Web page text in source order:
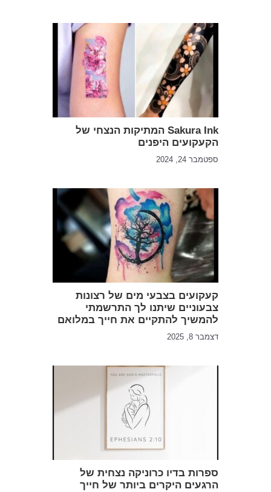
Sakura Ink המתיקות הנצחי של
הקעקועים היפנים
ספטמבר 24, 2024
קעקועים בצבעי מים של רצונות
צבעוניים שיתנו לך התרשמתי
להמשיך להתקיים את חייך במלואם
דצמבר 8, 2025
ספרות בדיו כרוניקה נצחית של
הרגעים היקרים ביותר של חייך